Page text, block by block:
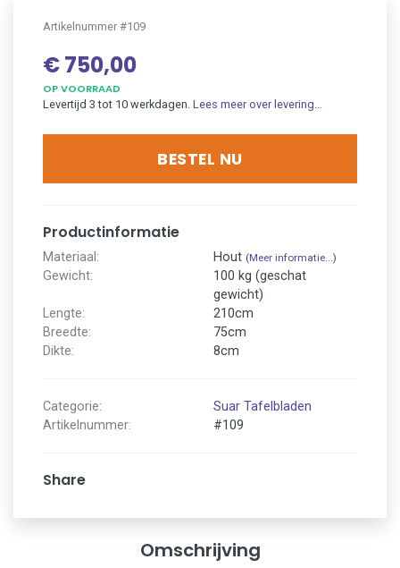
Artikelnummer #109
€ 750,00
OP VOORRAAD
Levertijd 3 tot 10 werkdagen. Lees meer over levering...
BESTEL NU
Productinformatie
Materiaal: Hout (Meer informatie... )
Gewicht:
100 kg (geschat
gewicht)
Lengte:
210cm
Breedte:
75cm
Dikte:
8cm
Categorie:
Suar Tafelbladen
Artikelnummer:
#109
Share
Omschrijving